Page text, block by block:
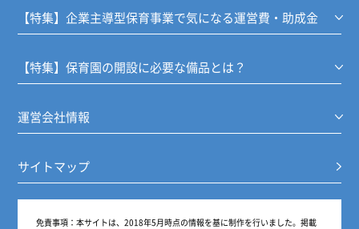
【特集】企業主導型保育事業で気になる運営費・助成金
【特集】保育園の開設に必要な備品とは？
運営会社情報
サイトマップ
免責事項： 本サイトは、2018年5月時点の情報を基に制作を行いました。掲載